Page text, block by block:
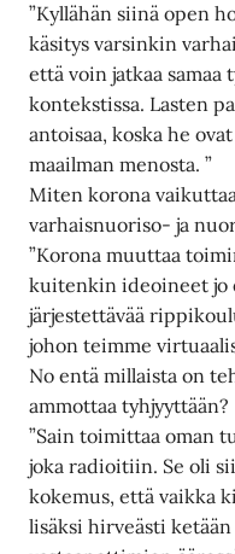
”Kyllähän siinä open
käsitys varsinkin
että voin jatkaa
kontekstissa. Lasten
antoisaa, koska he
maailman menosta. ”
Miten korona
varhaisnuoriso- ja
”Korona muuttaa
kuitenkin ideoineet jo
järjestettävää
johon teimme
No entä millaista on
ammottaa tyhjyyttään?
”Sain toimittaa oman
joka radioitiin. Se oli
kokemus, että vaikka
lisäksi hirveästi